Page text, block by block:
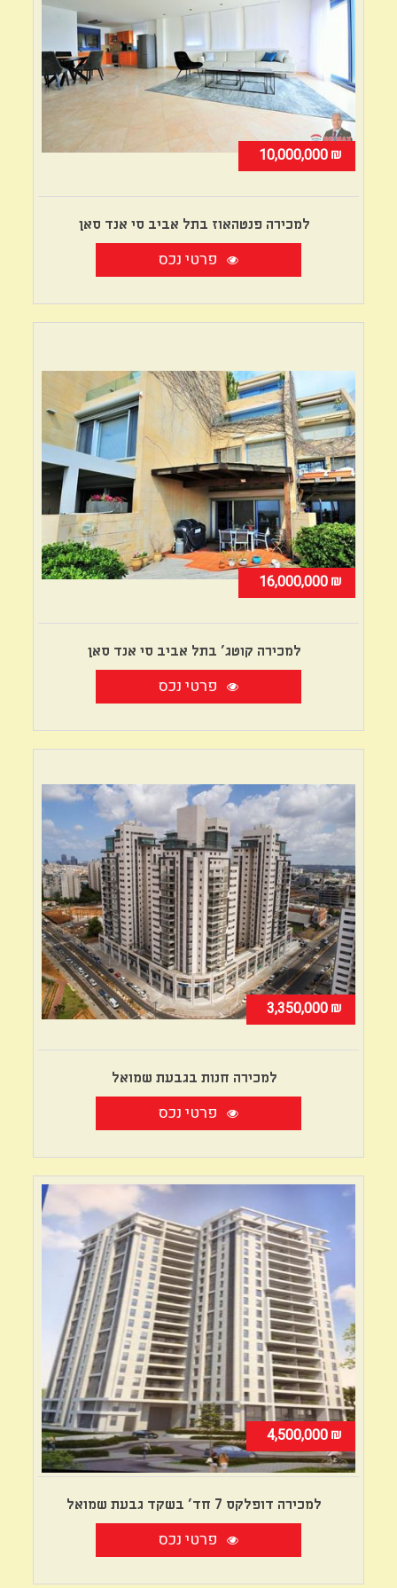
10,000,000 ₪
למכירה פנטהאוז בתל אביב סי אנד סאן
פרטי נכס
16,000,000 ₪
למכירה קוטג' בתל אביב סי אנד סאן
פרטי נכס
3,350,000 ₪
למכירה חנות בגבעת שמואל
פרטי נכס
4,500,000 ₪
למכירה דופלקס 7 חד' בשקד גבעת שמואל
פרטי נכס